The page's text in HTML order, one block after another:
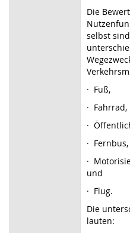
Die
selbst
· Fuß,
· Fahrrad,
·
· Fernbus,
·
und
· Flug.
Die
lauten: